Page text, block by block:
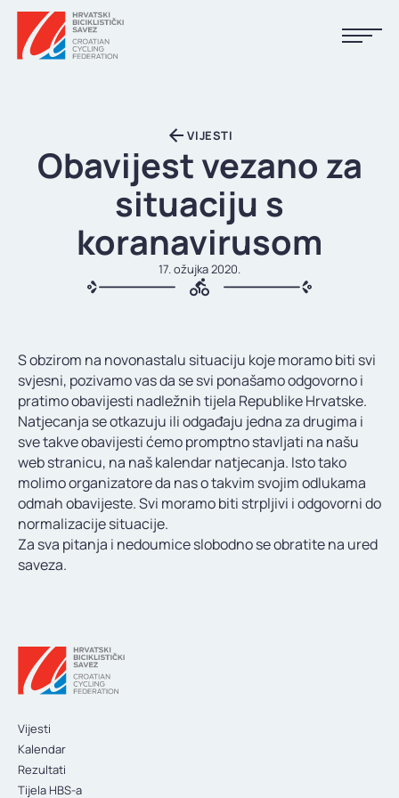
KALENDAR
TIJELA HBS-A
LINKOVI
KONTAKT
VIJESTI
Obavijest vezano za
situaciju s
koranavirusom
17. ožujka 2020.
S obzirom na novonastalu situaciju koje moramo biti svi
svjesni, pozivamo vas da se svi ponašamo odgovorno i
pratimo obavijesti nadležnih tijela Republike Hrvatske.
Natjecanja se otkazuju ili odgađaju jedna za drugima i
sve takve obavijesti ćemo promptno stavljati na našu
web stranicu, na naš kalendar natjecanja. Isto tako
molimo organizatore da nas o takvim svojim odlukama
odmah obavijeste. Svi moramo biti strpljivi i odgovorni do
normalizacije situacije.
Za sva pitanja i nedoumice slobodno se obratite na ured
saveza.
Vijesti
Kalendar
Rezultati
Tijela HBS-a